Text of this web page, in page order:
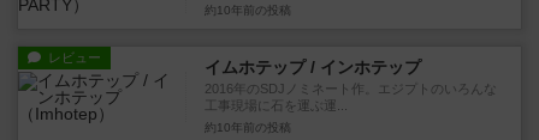
約10年前 の投稿
レビュー イムホテップ / インホテップ
2016年のSDJノミネート作。エジプトのいろんな
工事現場に石を運ぶ運...
約10年前 の投稿